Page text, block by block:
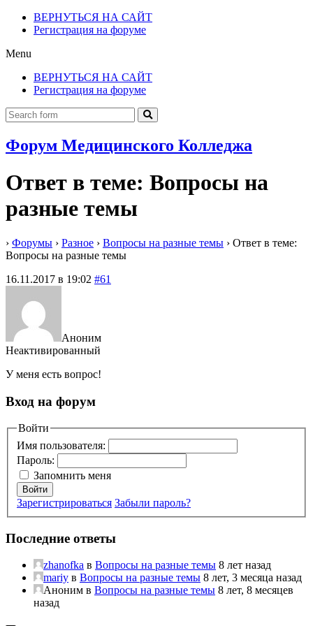
ВЕРНУТЬСЯ НА САЙТ
Регистрация на форуме
Menu
ВЕРНУТЬСЯ НА САЙТ
Регистрация на форуме
Форум Медицинского Колледжа
Ответ в теме: Вопросы на
разные темы
› Форумы › Разное › Вопросы на разные темы › Ответ в теме:
Вопросы на разные темы
16.11.2017 в 19:02 #61
Аноним
Неактивированный
У меня есть вопрос!
Вход на форум
Войти
Имя пользователя:
Пароль:
Запомнить меня
Войти
Зарегистрироваться Забыли пароль?
Последние ответы
zhanofka в Вопросы на разные темы 8 лет назад
mariy в Вопросы на разные темы 8 лет, 3 месяца назад
Аноним в Вопросы на разные темы 8 лет, 8 месяцев
назад